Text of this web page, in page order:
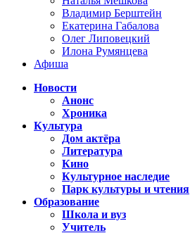
Владимир Берштейн
Екатерина Габалова
Олег Липовецкий
Илона Румянцева
Афиша
Новости
Анонс
Хроника
Культура
Дом актёра
Литература
Кино
Культурное наследие
Парк культуры и чтения
Образование
Школа и вуз
Учитель